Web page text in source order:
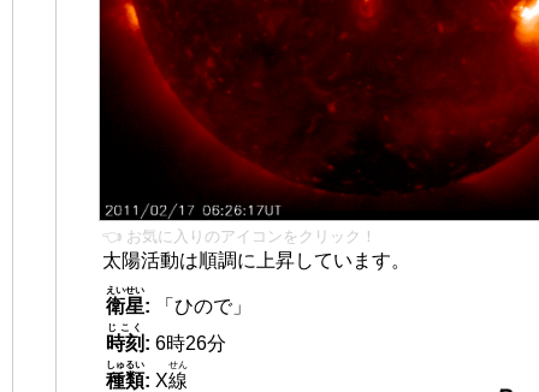
👈 お気に入りのアイコンをクリック！
太陽活動は順調に上昇しています。
衛星
えいせい
:
「ひので」
時刻
じこく
: 6時26分
種類
しゅるい
: X線
せん